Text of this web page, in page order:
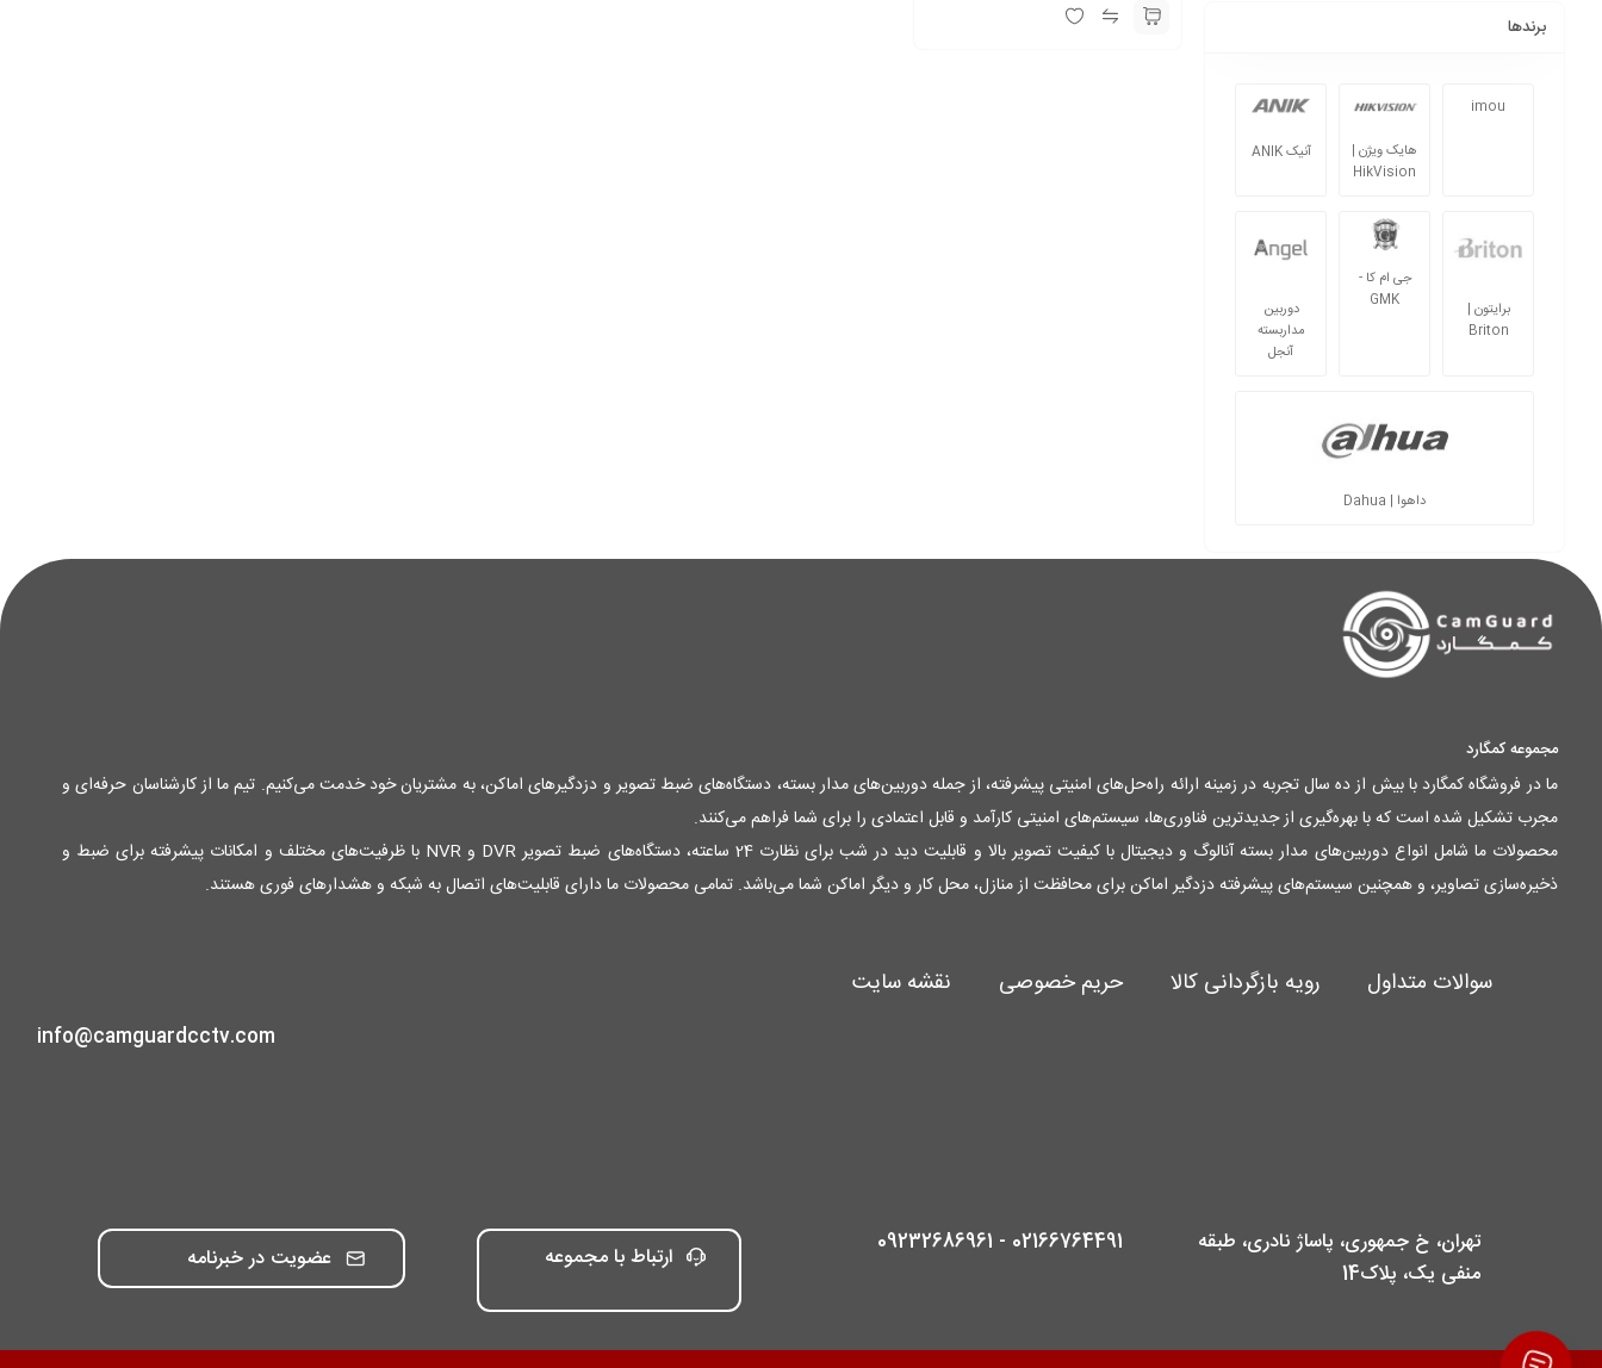
برندها
imou
هایک ویژن |
HikVision
آنیک ANIK
برایتون |
Briton
جی ام کا -
GMK
دوربین
مداربسته
آنجل
داهوا | Dahua
مجموعه کمگارد
ما در فروشگاه کمگارد با بیش از ده سال تجربه در زمینه ارائه راه‌حل‌های امنیتی پیشرفته، از جمله دوربین‌های مدار بسته، دستگاه‌های ضبط تصویر و دزدگیرهای اماکن، به مشتریان خود خدمت می‌کنیم. تیم ما از کارشناسان حرفه‌ای و
مجرب تشکیل شده است که با بهره‌گیری از جدیدترین فناوری‌ها، سیستم‌های امنیتی کارآمد و قابل اعتمادی را برای شما فراهم می‌کنند.
محصولات ما شامل انواع دوربین‌های مدار بسته آنالوگ و دیجیتال با کیفیت تصویر بالا و قابلیت دید در شب برای نظارت 24 ساعته، دستگاه‌های ضبط تصویر DVR و NVR با ظرفیت‌های مختلف و امکانات پیشرفته برای ضبط و
ذخیره‌سازی تصاویر، و همچنین سیستم‌های پیشرفته دزدگیر اماکن برای محافظت از منازل، محل کار و دیگر اماکن شما می‌باشد. تمامی محصولات ما دارای قابلیت‌های اتصال به شبکه و هشدارهای فوری هستند.
سوالات متداول رویه بازگردانی کالا حریم خصوصی نقشه سایت
info@camguardcctv.com
تهران، خ جمهوری، پاساژ نادری، طبقه
منفی یک، پلاک14
02166764491 - 09232686961 ارتباط با مجموعه عضویت در خبرنامه